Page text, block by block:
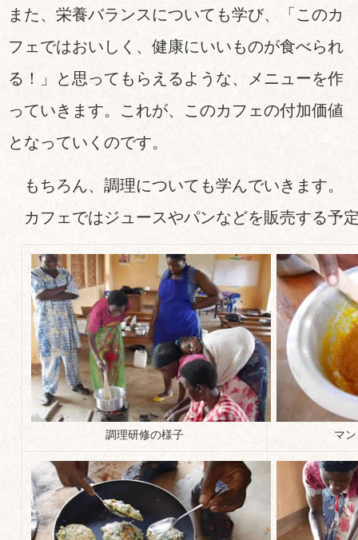
また、栄養バランスについても学び、「このカ
フェではおいしく、健康にいいものが食べられ
る！」と思ってもらえるような、メニューを作
っていきます。これが、このカフェの付加価値
となっていくのです。
もちろん、調理についても学んでいきます
カフェではジュースやパンなどを販売する予
調理研修の様子 マ